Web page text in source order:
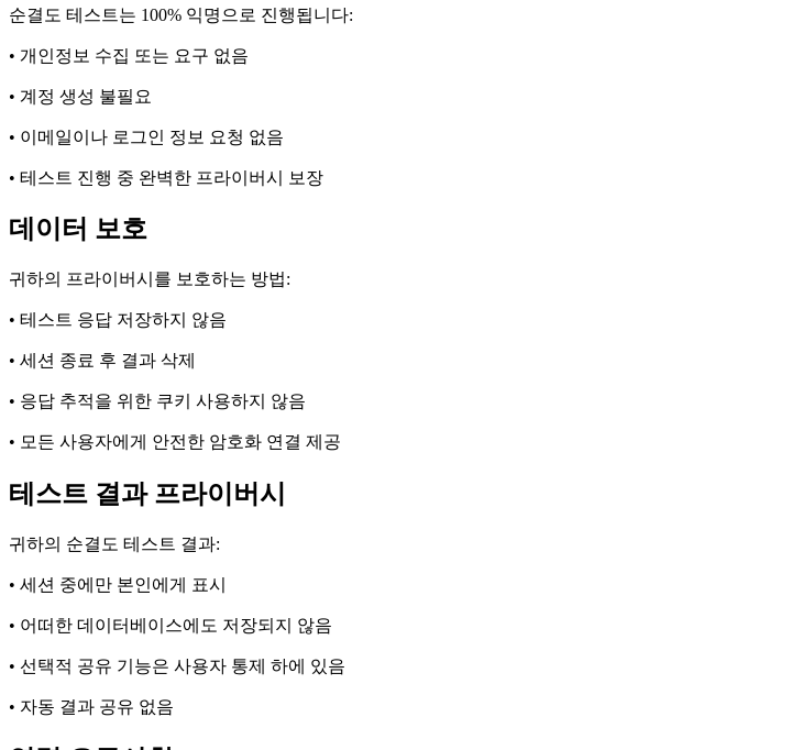
순결도 테스트는 100% 익명으로 진행됩니다:
• 개인정보 수집 또는 요구 없음
• 계정 생성 불필요
• 이메일이나 로그인 정보 요청 없음
• 테스트 진행 중 완벽한 프라이버시 보장
데이터 보호
귀하의 프라이버시를 보호하는 방법:
• 테스트 응답 저장하지 않음
• 세션 종료 후 결과 삭제
• 응답 추적을 위한 쿠키 사용하지 않음
• 모든 사용자에게 안전한 암호화 연결 제공
테스트 결과 프라이버시
귀하의 순결도 테스트 결과:
• 세션 중에만 본인에게 표시
• 어떠한 데이터베이스에도 저장되지 않음
• 선택적 공유 기능은 사용자 통제 하에 있음
• 자동 결과 공유 없음